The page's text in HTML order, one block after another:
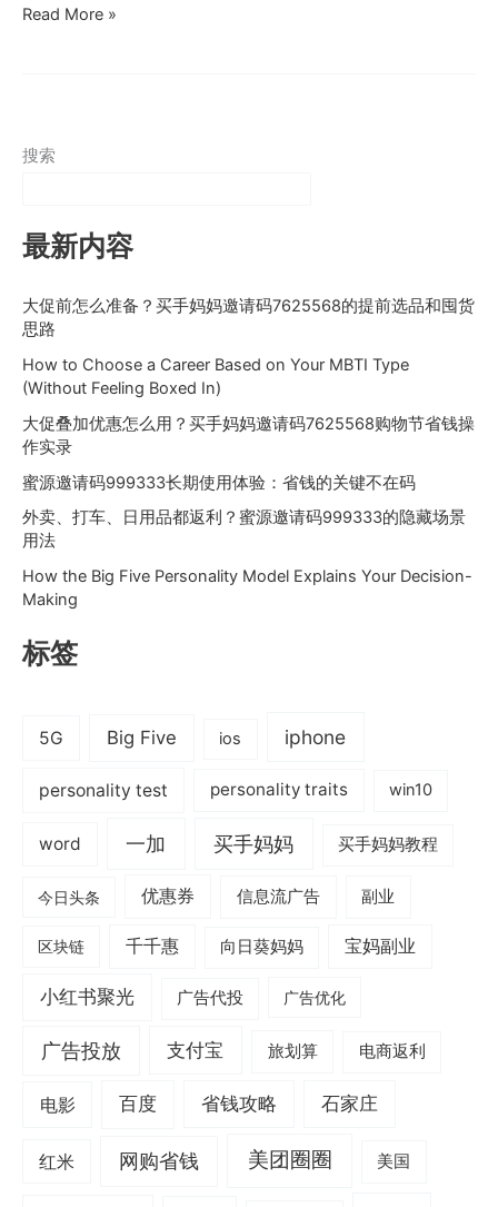
为
看
特
消
杆
主
能
喜
欢
不
Read More »
搜索
最新内容
大促前怎么准备？买手妈妈邀请码7625568的提前选品和囤货
思路
How to Choose a Career Based on Your MBTI Type
(Without Feeling Boxed In)
大促叠加优惠怎么用？买手妈妈邀请码7625568购物节省钱操
作实录
蜜源邀请码999333长期使用体验：省钱的关键不在码
外卖、打车、日用品都返利？蜜源邀请码999333的隐藏场景
用法
How the Big Five Personality Model Explains Your Decision-
Making
标签
5G Big Five ios iphone
personality test personality traits win10
word 一加 买手妈妈 买手妈妈教程
今日头条 优惠券 信息流广告 副业
区块链 千千惠 向日葵妈妈 宝妈副业
小红书聚光 广告代投 广告优化
广告投放 支付宝 旅划算 电商返利
电影 百度 省钱攻略 石家庄
红米 网购省钱 美团圈圈 美国